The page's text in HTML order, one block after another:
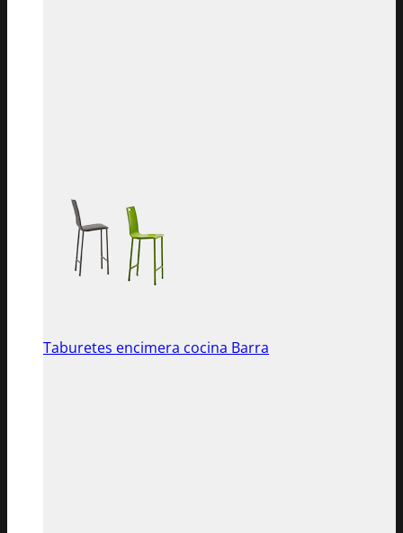
Taburetes encimera cocina Barra